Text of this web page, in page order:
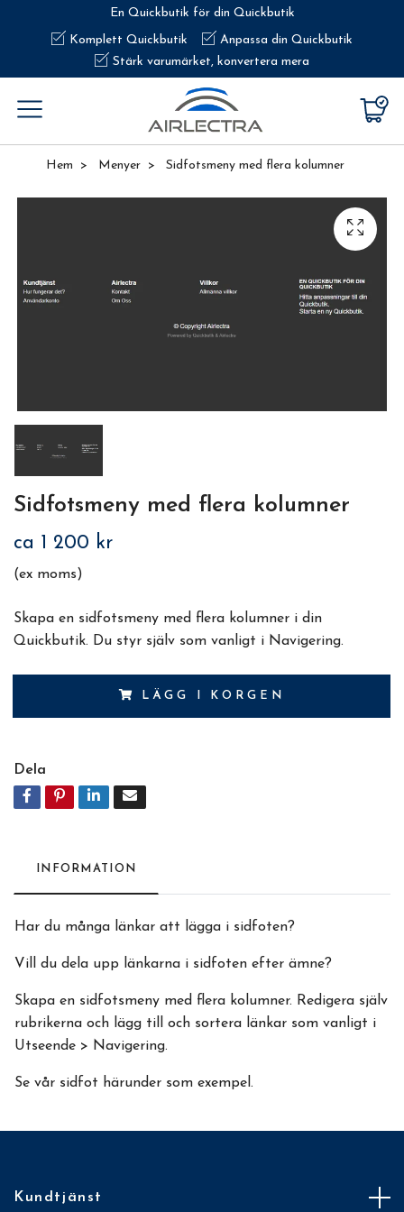
En Quickbutik för din Quickbutik
Komplett Quickbutik
Anpassa din Quickbutik
Stärk varumärket, konvertera mera
Hem Menyer Sidfotsmeny med flera kolumner
Sidfotsmeny med flera kolumner
ca 1 200 kr
(ex moms)
Skapa en sidfotsmeny med flera kolumner i din
Quickbutik. Du styr själv som vanligt i Navigering.
LÄGG I KORGEN
Dela
INFORMATION
Har du många länkar att lägga i sidfoten?
Vill du dela upp länkarna i sidfoten efter ämne?
Skapa en sidfotsmeny med flera kolumner. Redigera själv
rubrikerna och lägg till och sortera länkar som vanligt i
Utseende > Navigering.
Se vår sidfot härunder som exempel.
Kundtjänst